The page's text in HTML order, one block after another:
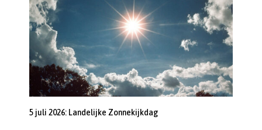
5 juli 2026: Landelijke Zonnekijkdag